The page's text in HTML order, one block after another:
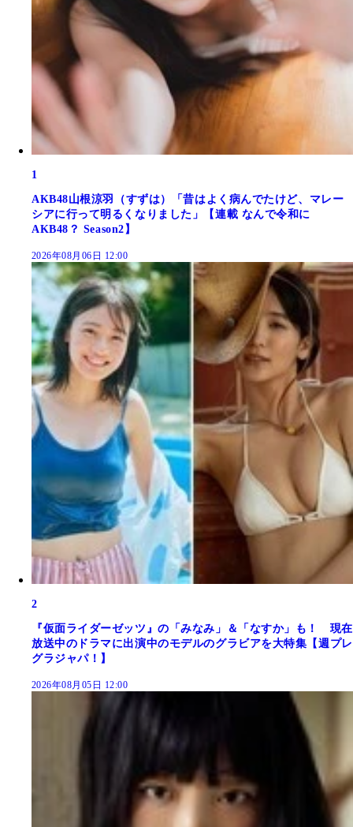
1
AKB48山根涼羽（すずは）「昔はよく病んでたけど、マレー
シアに行って明るくなりました」【連載 なんで令和に
AKB48？ Season2】
2026年08月06日 12:00
2
『仮面ライダーゼッツ』の「みなみ」＆「なすか」も！ 現在
放送中のドラマに出演中のモデルのグラビアを大特集【週プレ
グラジャパ！】
2026年08月05日 12:00